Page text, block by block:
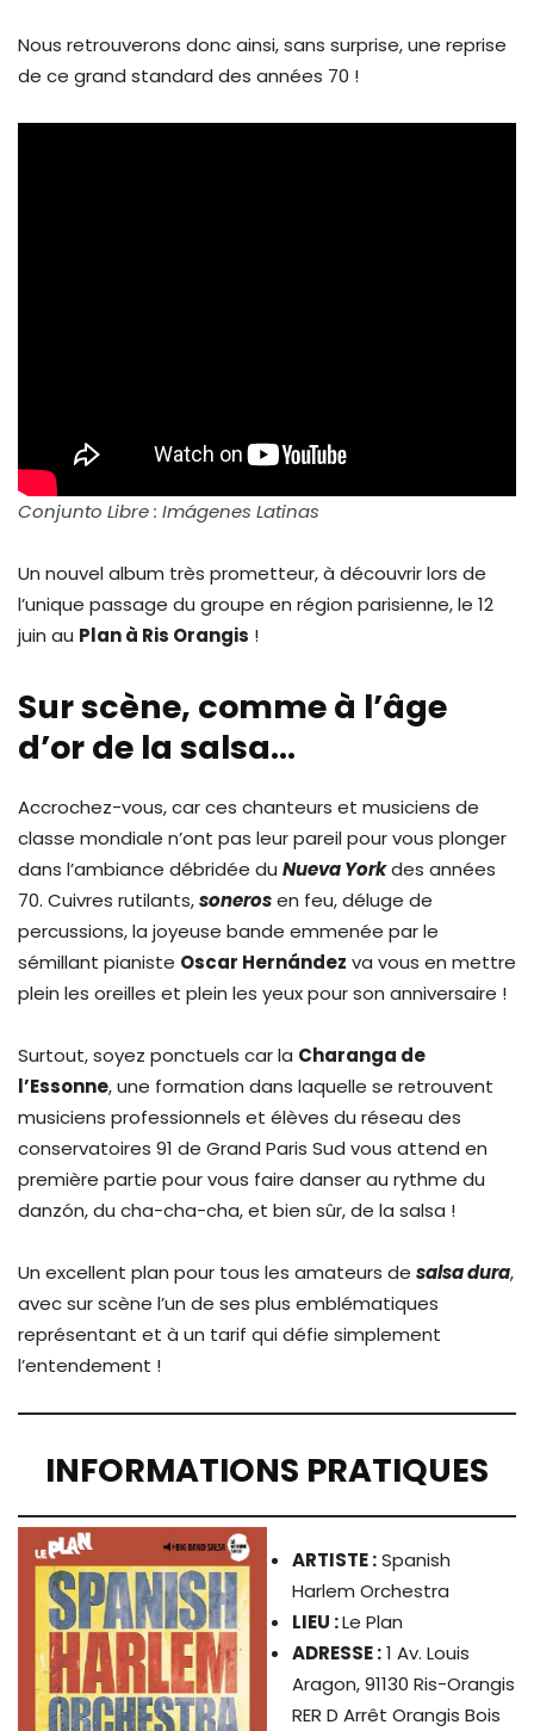
Nous retrouverons donc ainsi, sans surprise, une reprise
de ce grand standard des années 70 !
Conjunto Libre : Imágenes Latinas
Un nouvel album très prometteur, à découvrir lors de
l’unique passage du groupe en région parisienne, le 12
juin au Plan à Ris Orangis !
Sur scène, comme à l’âge
d’or de la salsa…
Accrochez-vous, car ces chanteurs et musiciens de
classe mondiale n’ont pas leur pareil pour vous plonger
dans l’ambiance débridée du Nueva Yorkdes années
70. Cuivres rutilants,sonerosen feu, déluge de
percussions, la joyeuse bande emmenée par le
sémillant pianiste Oscar Hernández va vous en mettre
plein les oreilles et plein les yeux pour son anniversaire !
Surtout, soyez ponctuels car la Charanga de
l’Essonne, une formation dans laquelle se retrouvent
musiciens professionnels et élèves du réseau des
conservatoires 91 de Grand Paris Sud vous attend en
première partie pour vous faire danser au rythme du
danzón, du cha-cha-cha, et bien sûr, de la salsa !
Un excellent plan pour tous les amateurs de salsa dura,
avec sur scène l’un de ses plus emblématiques
représentant et à un tarif qui défie simplement
l’entendement !
INFORMATIONS PRATIQUES
ARTISTE :Spanish
Harlem Orchestra
LIEU :Le Plan
ADRESSE :1 Av. Louis
Aragon, 91130 Ris-Orangis
RER D Arrêt Orangis Bois